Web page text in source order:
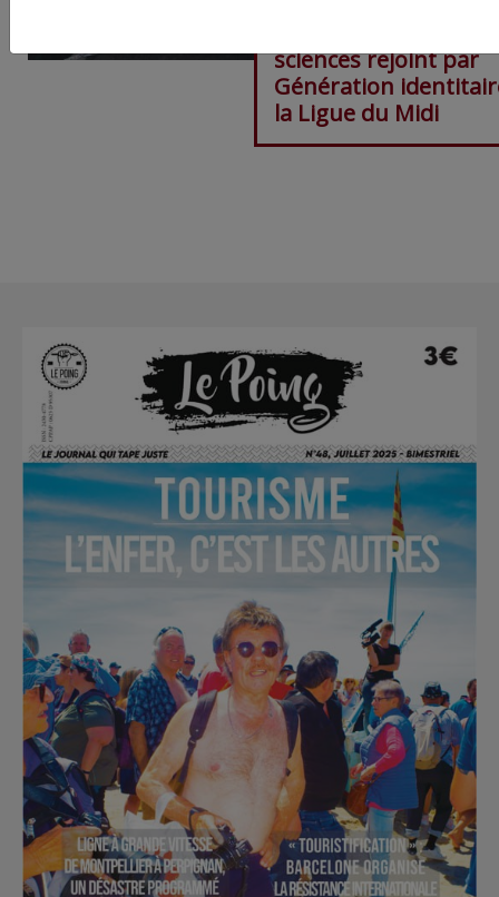
sciences rejoint par
Génération
la Ligue du Midi